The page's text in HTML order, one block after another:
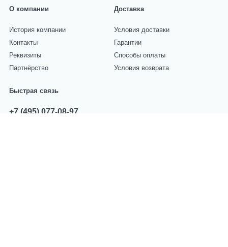
О компании
История компании
Контакты
Реквизиты
Партнёрство
Доставка
Условия доставки
Гарантии
Способы оплаты
Условия возврата
Быстрая связь
+7 (495) 077-08-97